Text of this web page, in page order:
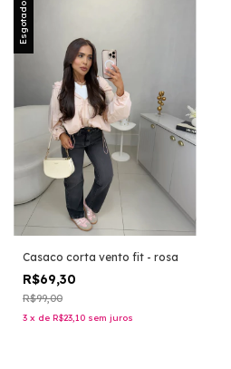
Esgotado
Casaco corta vento fit - rosa
R$69,30
R$99,00
3 x de R$23,10 sem juros